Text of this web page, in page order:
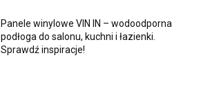
Panele winylowe VIN IN – wodoodporna
podłoga do salonu, kuchni i łazienki.
Sprawdź inspiracje!